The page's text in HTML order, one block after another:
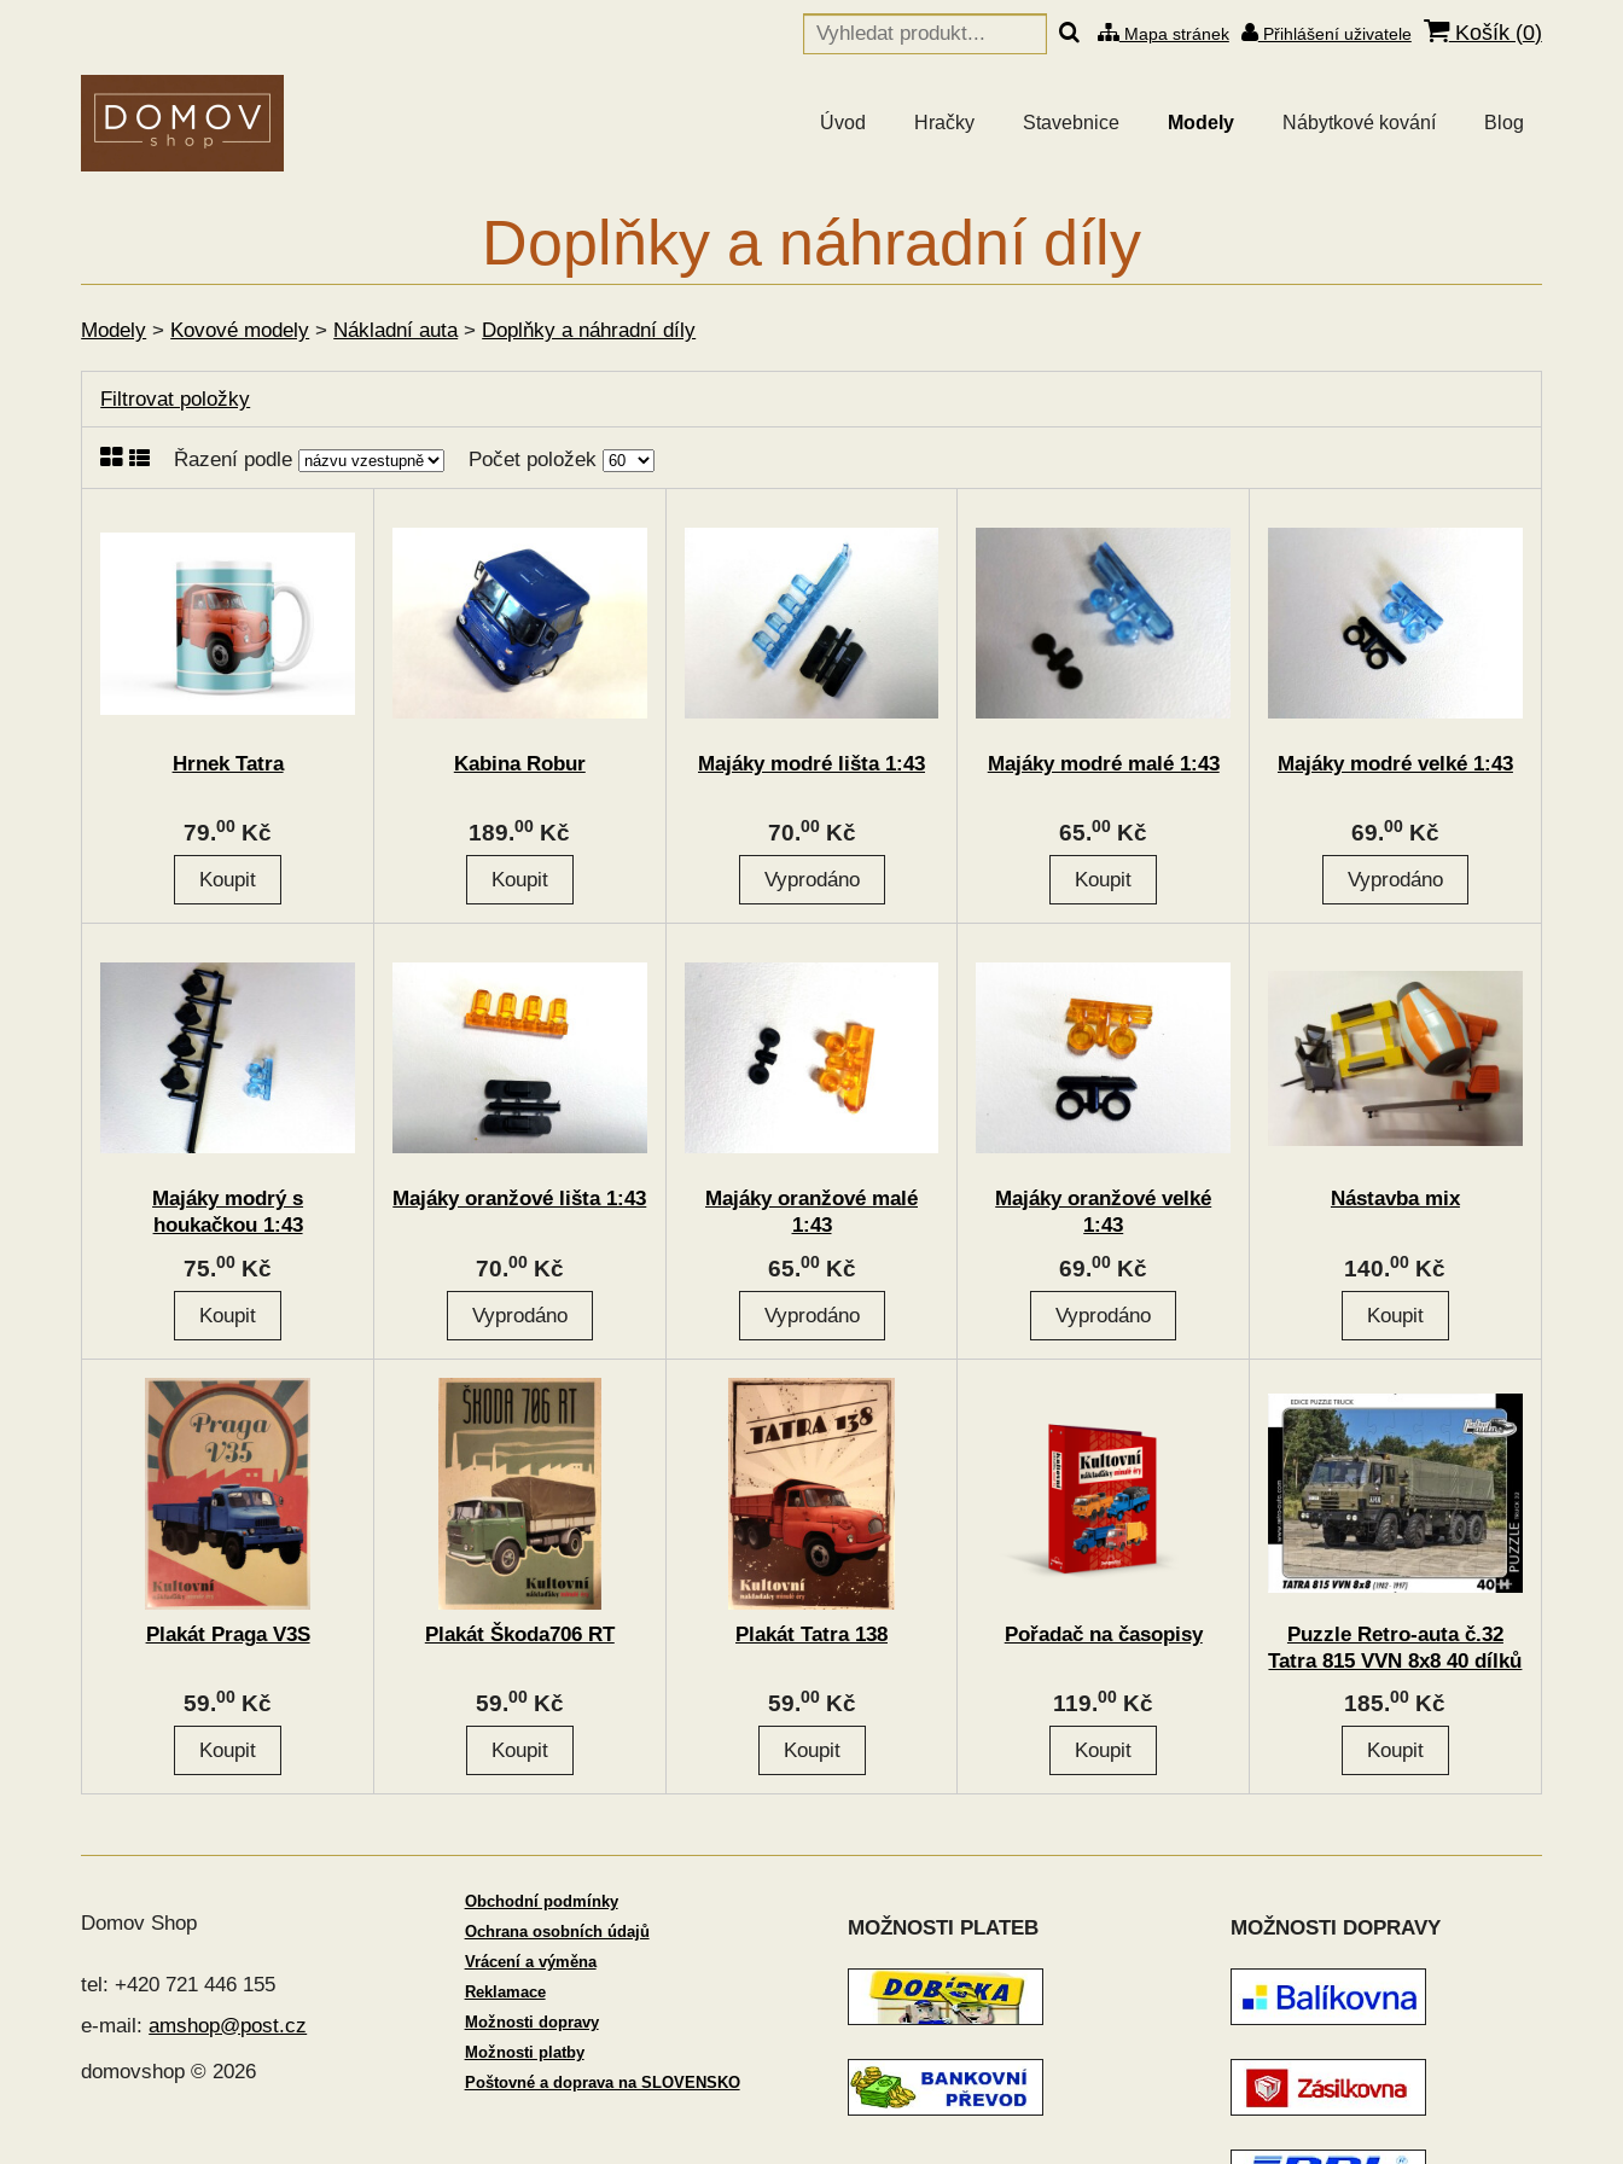
Mapa stránek Přihlášení uživatele Košík (0)
Úvod Hračky Stavebnice Modely Nábytkové kování Blog
Doplňky a náhradní díly
Modely > Kovové modely > Nákladní auta > Doplňky a náhradní díly
Filtrovat položky
Řazení podle Počet položek
Hrnek Tatra
79.00 Kč
Kabina Robur
189.00 Kč
Majáky modré lišta 1:43
70.00Kč
Majáky modré malé 1:43
65.00 Kč
Majáky modré velké 1:43
69.00Kč
Majáky modrý s
houkačkou 1:43
75.00 Kč
Majáky oranžové lišta 1:43
70.00Kč
Majáky oranžové malé
1:43
65.00Kč
Majáky oranžové velké
1:43
69.00 Kč
Nástavba mix
140.00 Kč
Plakát Praga V3S
59.00 Kč
Plakát Škoda706 RT
59.00Kč
Plakát Tatra 138
59.00Kč
Pořadač na časopisy
119.00 Kč
Puzzle Retro-auta č.32
Tatra 815 VVN 8x8 40 dílků
185.00 Kč
Domov Shop
tel: +420 721 446 155
e-mail:amshop@post.cz
domovshop © 2026
Obchodní podmínky
Ochrana osobních údajů
Vrácení a výměna
Reklamace
Možnosti dopravy
Možnosti platby
Poštovné a doprava na SLOVENSKO
MOŽNOSTI PLATEB MOŽNOSTI DOPRAVY